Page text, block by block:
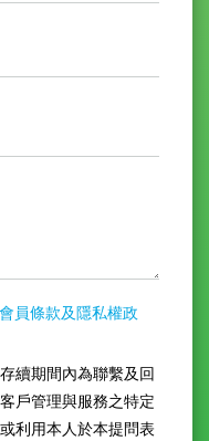
員條款及隱私權政
續期間內為聯繫及回
戶管理與服務之特定
利用本人於本提問表